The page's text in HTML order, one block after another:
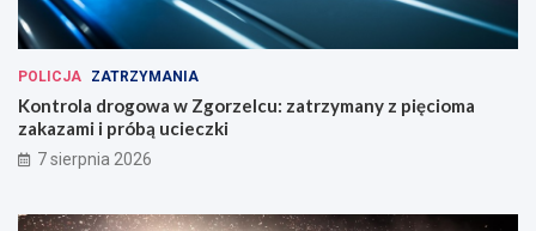
POLICJA ZATRZYMANIA
Kontrola drogowa w Zgorzelcu: zatrzymany z pięcioma
zakazami i próbą ucieczki
7 sierpnia 2026